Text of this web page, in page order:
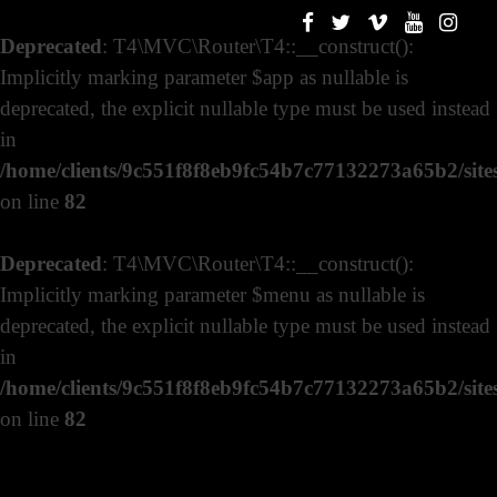
Deprecated: T4\MVC\Router\T4::__construct():
Implicitly marking parameter $app as nullable is
deprecated, the explicit nullable type must be used instead
in
/home/clients/9c551f8f8eb9fc54b7c77132273a65b2/
on line 82
Deprecated: T4\MVC\Router\T4::__construct():
Implicitly marking parameter $menu as nullable is
deprecated, the explicit nullable type must be used instead
in
/home/clients/9c551f8f8eb9fc54b7c77132273a65b2/
on line 82